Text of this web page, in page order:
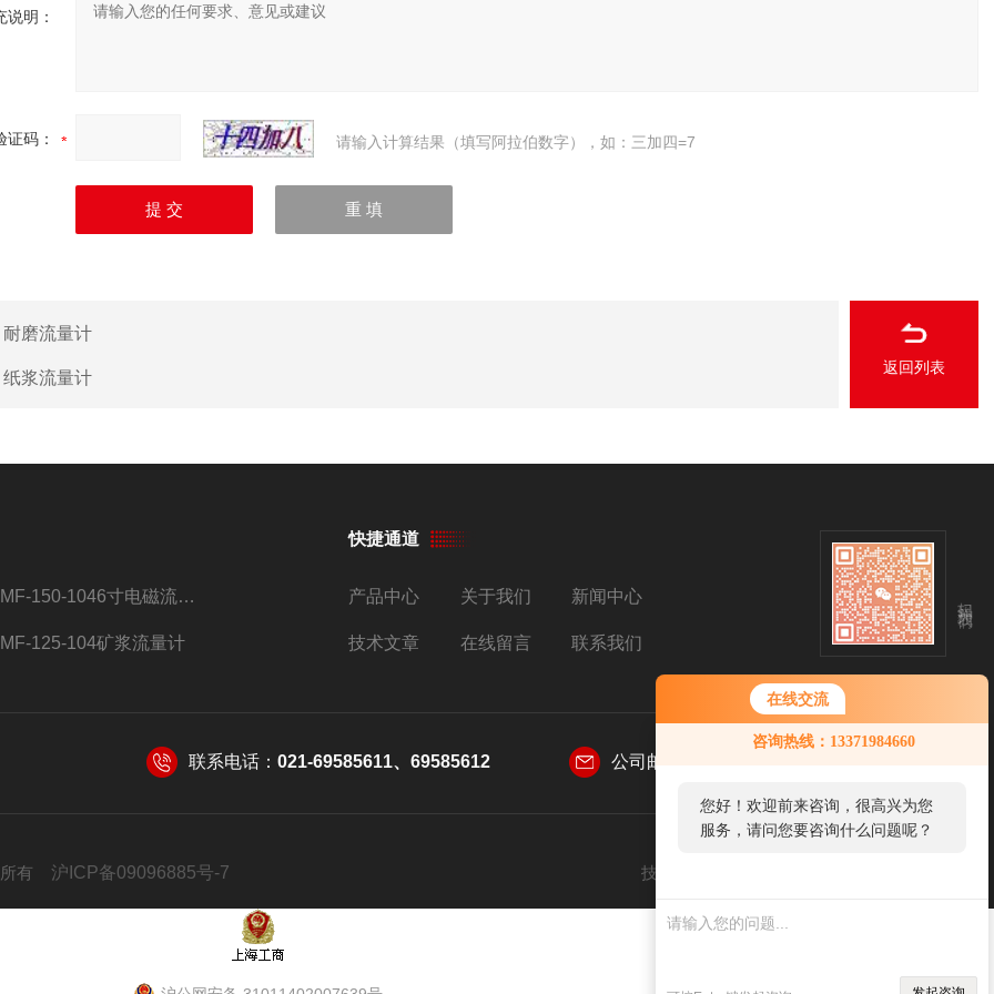
在线交流
咨询热线：13371984660
您好！欢迎前来咨询，很高兴为您
服务，请问您要咨询什么问题呢？
说明：
证码： 请输入计算结果（填写阿拉伯数字），如：三加四=7
耐磨流量计
纸浆流量计
返回列表
AMF-150-1046寸电磁流量计
125-104矿浆流量计
快捷通道
产品中心 关于我们 新闻中心
技术文章 在线留言 联系我们
联系电话： 021-69585611、69585612 公司邮箱：
所有 沪ICP备09096885号-7 技术支持：